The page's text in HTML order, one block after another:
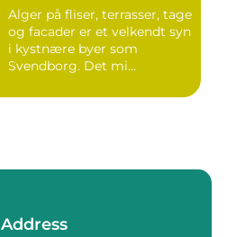
Alger på fliser, terrasser, tage
og facader er et velkendt syn
i kystnære byer som
Svendborg. Det mi...
Address